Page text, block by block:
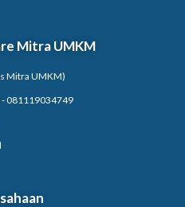
Mitra UMKM
Mitra UMKM)
081119034749